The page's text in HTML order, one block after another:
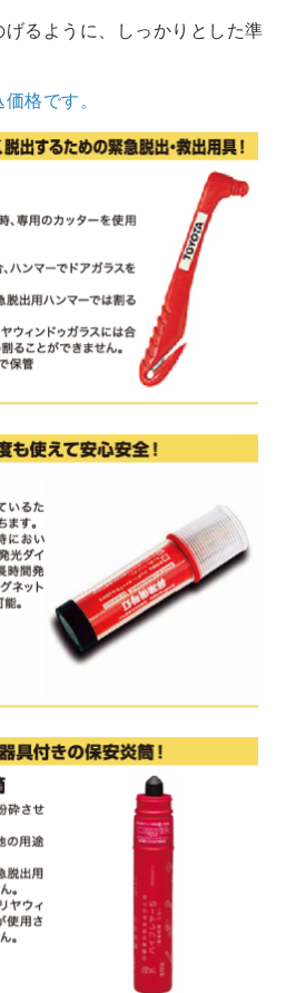
げるように、しっかりとした準
格です。